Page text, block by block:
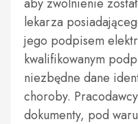
lekarza
jego podpisem
kwalifikowanym
niezbędne dane
choroby.
dokumenty, pod